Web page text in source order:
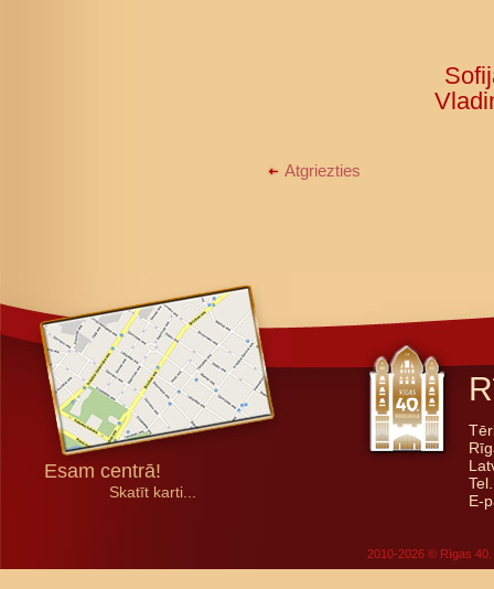
Atgriezties
Esam centrā!
Skatīt karti...
E-
2010-2026 © Rīgas